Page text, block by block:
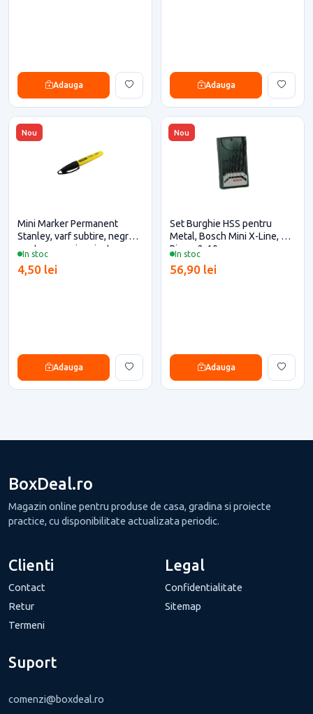
Adauga Adauga
Nou
In stoc
Mini Marker Permanent
Stanley, varf subtire, negru
pentru casa si proiecte
4,50 lei
Adauga
Nou
In stoc
Set Burghie HSS pentru
Metal, Bosch Mini X-Line, 7
Piese, 2-10 mm
56,90 lei
Adauga
BoxDeal.ro
Magazin online pentru produse de casa, gradina si proiecte
practice, cu disponibilitate actualizata periodic.
Clienti
Contact
Retur
Termeni
Legal
Confidentialitate
Sitemap
Suport
comenzi@boxdeal.ro